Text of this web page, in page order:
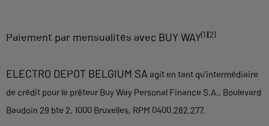
Paiement par mensualités avec BUY WAY(1)(2)
ELECTRO DEPOT BELGIUM SA agit en tant qu'intermédiaire
de crédit pour le prêteur Buy Way Personal Finance S.A., Boulevard
Baudoin 29 bte 2, 1000 Bruxelles, RPM 0400.282.277.